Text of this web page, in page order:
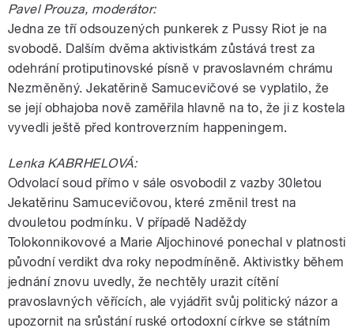
Pavel Prouza, moderátor:
Jedna ze tří odsouzených punkerek z Pussy Riot je na
svobodě. Dalším dvěma aktivistkám zůstává trest za
odehrání protiputinovské písně v pravoslavném chrámu
Nezměněný. Jekatěrině Samucevičové se vyplatilo, že
se její obhajoba nově zaměřila hlavně na to, že ji z kostela
vyvedli ještě před kontroverzním happeningem.
Lenka KABRHELOVÁ:
Odvolací soud přímo v sále osvobodil z vazby 30letou
Jekatěrinu Samucevičovou, které změnil trest na
dvouletou podmínku. V případě Naděždy
Tolokonnikovové a Marie Aljochinové ponechal v platnosti
původní verdikt dva roky nepodmíněně. Aktivistky během
jednání znovu uvedly, že nechtěly urazit cítění
pravoslavných věřících, ale vyjádřit svůj politický názor a
upozornit na srůstání ruské ortodoxní církve se státním